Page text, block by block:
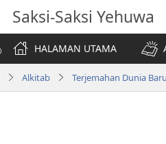
Saksi-Saksi Yehuwa
HALAMAN UTAMA
Alkitab Terjemahan Dunia Baru